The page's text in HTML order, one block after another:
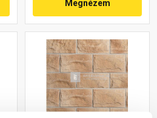
Megnézem